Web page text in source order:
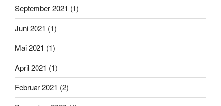
September 2021 (1)
Juni 2021 (1)
Mai 2021 (1)
April 2021 (1)
Februar 2021 (2)